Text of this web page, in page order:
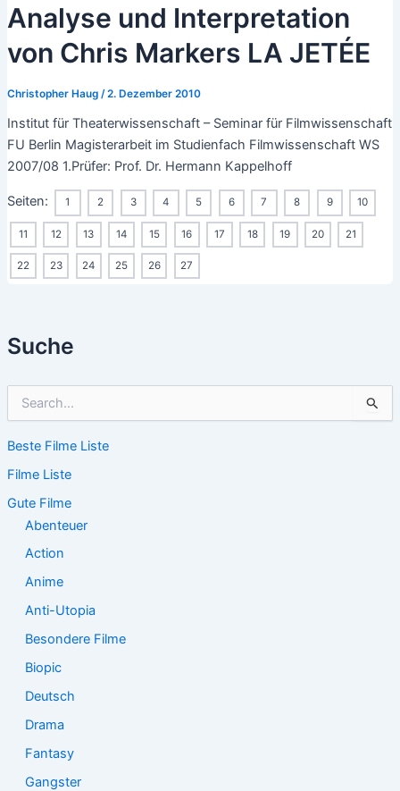
Suche
h
n
n
Beste Filme Liste
Filme Liste
Gute Filme
Abenteuer
Action
Anime
Anti-Utopia
Besondere Filme
Biopic
Deutsch
Drama
Fantasy
Gangster
Analyse und Interpretation
von Chris Markers LA JETÉE
Christopher Haug /2. Dezember 2010
Institut für Theaterwissenschaft – Seminar für Filmwissenschaft
FU Berlin Magisterarbeit im Studienfach Filmwissenschaft WS
2007/08 1.Prüfer: Prof. Dr. Hermann Kappelhoff
Seiten: 1 2 3 4 5 6 7 8 9 10
11 12 13 14 15 16 17 18 19 20 21
22 23 24 25 26 27